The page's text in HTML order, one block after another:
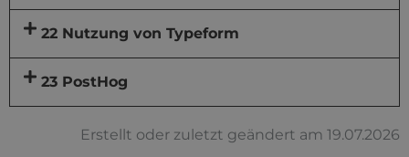
22 Nutzung von Typeform
23 PostHog
Erstellt oder zuletzt geändert am 19.07.2026